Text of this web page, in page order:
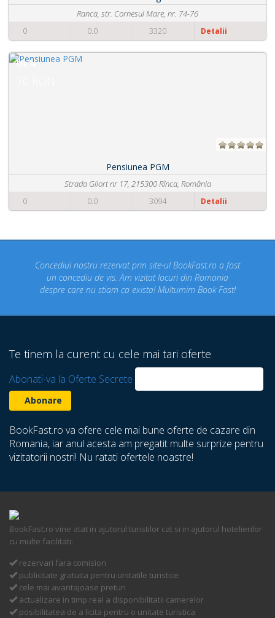
Detalii
Detalii
Str Principala nr 872, Polovragi, 217365
0
0.0 2440
Str Cornesului, 215300 Rînca,
0
0.0 2967
a fost
Book Fast!
Pe BookFast.ro am gasit cel mai mic pret
pensiunea pe care o cautam pentru a ne
concediul!
Te tinem la curent cu cele mai tari oferte
Abonati-va la Oferte Secrete
BookFast.ro va ofere cele mai bune oferte de cazare din
Romania, iar anul acesta am pregatit multe surprize pentru
vizitatorii nostri! Nu ratati ofertele noastre!
BookFast.ro vine atat in ajutorul turistilor cat si in ajutorul hotelierilor
cu multe facilitati:
rezervari fara comision
publicitate gratuita pentru unitatile turistice
cele mai avantajoase preturi
actualizare in timp real a disponibilitatii camerelor
posibilitatea de a licita pentru o unitate turistica